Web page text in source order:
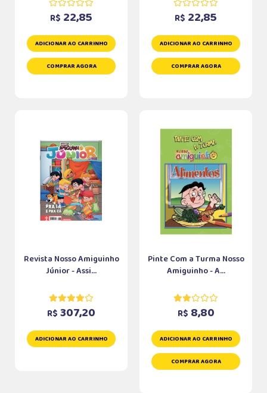
R$ 22,85
ADICIONAR AO CARRINHO
COMPRAR AGORA
R$ 22,85
ADICIONAR AO CARRINHO
COMPRAR AGORA
Revista Nosso Amiguinho
Júnior - Assi...
R$ 307,20
ADICIONAR AO CARRINHO
Pinte Com a Turma Nosso
Amiguinho - A...
R$ 8,80
ADICIONAR AO CARRINHO
COMPRAR AGORA